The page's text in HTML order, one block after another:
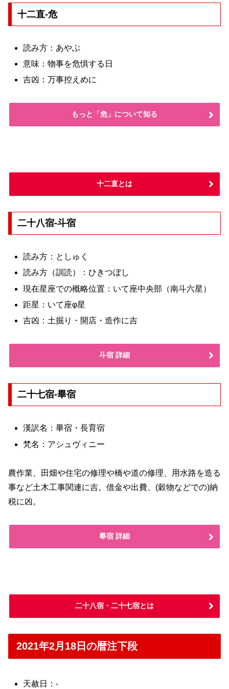
十二直-危
読み方：あやぶ
意味：物事を危惧する日
吉凶：万事控えめに
もっと「危」について知る
十二直とは
二十八宿-斗宿
読み方：としゅく
読み方（訓読）：ひきつぼし
現在星座での概略位置：いて座中央部（南斗六星）
距星：いて座φ星
吉凶：土掘り・開店・造作に吉
斗宿 詳細
二十七宿-畢宿
漢訳名：畢宿・長育宿
梵名：アシュヴィニー
農作業、田畑や住宅の修理や橋や道の修理、用水路を造る
事など土木工事関連に吉。借金や出費、(穀物などでの)納
税に凶。
畢宿 詳細
二十八宿・二十七宿とは
2021年2月18日の暦注下段
天赦日：-